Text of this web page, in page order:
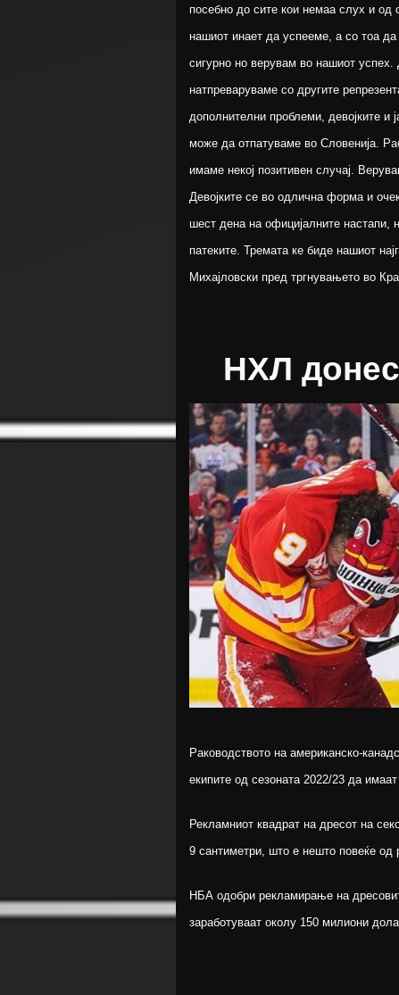
посебно до сите кои немаа слух и од
нашиот инает да успееме, а со тоа
сигурно но верувам во нашиот
натпреваруваме со другите
дополнителни проблеми, девојките и
може да отпатуваме во Словенија.
имаме некој позитивен случај.
Девојките се во одлична форма и
шест дена на официјалните настапи,
патеките. Тремата ке биде нашиот
Михајловски пред тргнувањето во
НХЛ
Раководството на американско-
екипите од сезоната 2022/23 да
Рекламниот квадрат на дресот на
9 сантиметри, што е нешто повеќе од
НБА одобри рекламирање на
заработуваат околу 150 милиони